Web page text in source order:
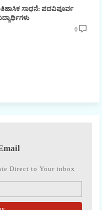
ಸಾಧನೆ: ಪದವಿಪೂರ್ವ
0
Direct to Your inbox